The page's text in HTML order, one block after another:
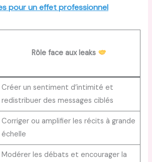
pour un effet professionnel
Rôle face aux leaks
Créer un sentiment d’intimité et
redistribuer des messages ciblés
Corriger ou amplifier les récits à grande
échelle
Modérer les débats et encourager la